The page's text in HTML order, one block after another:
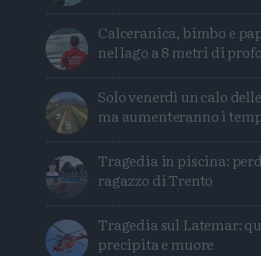
Calceranica, bimbo e
nel lago a 8 metri di
Solo venerdì un calo
ma aumenteranno i
Tragedia in piscina:
ragazzo di Trento
Tragedia sul Latemar:
precipita e muore